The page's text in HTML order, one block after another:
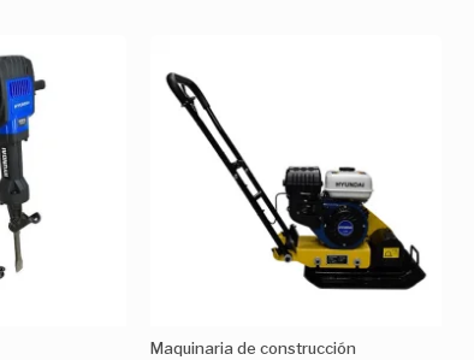
Maquinaria de construcción